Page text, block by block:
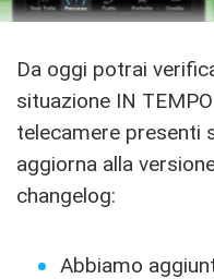
Da oggi potrai
situazione IN
telecamere presenti
aggiorna alla
changelog:
Abbiamo